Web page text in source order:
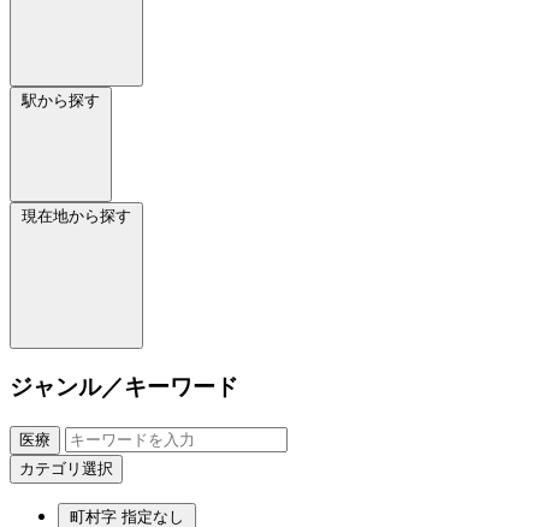
駅から探す
現在地から探す
ジャンル／キーワード
医療
カテゴリ選択
町村字 指定なし